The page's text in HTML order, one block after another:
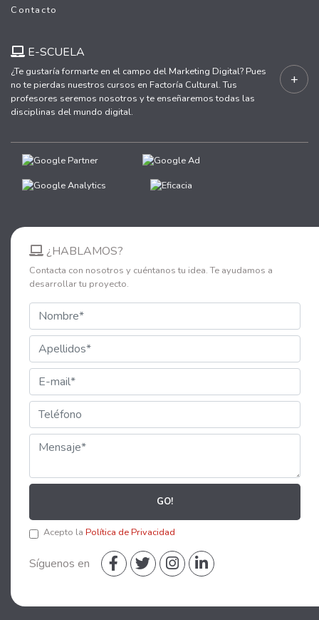
Contacto
E-SCUELA
¿Te gustaría formarte en el campo del Marketing Digital? Pues
no te pierdas nuestros cursos en Factoría Cultural. Tus
profesores seremos nosotros y te enseñaremos todas las
disciplinas del mundo digital.
+
¿HABLAMOS?
Contacta con nosotros y cuéntanos tu idea. Te ayudamos a
desarrollar tu proyecto.
GO!
Acepto la Política de Privacidad
Síguenos en